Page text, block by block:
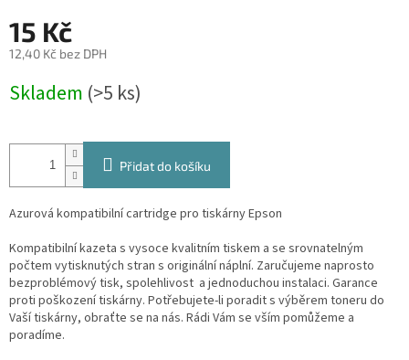
15 Kč
12,40 Kč bez DPH
cena:
Skladem (>5 ks)
Přidat do košíku
Azurová kompatibilní cartridge pro tiskárny Epson
Kompatibilní kazeta s vysoce kvalitním tiskem a se srovnatelným
počtem vytisknutých stran s originální náplní. Zaručujeme naprosto
bezproblémový tisk, spolehlivost a jednoduchou instalaci. Garance
proti poškození tiskárny. Potřebujete-li poradit s výběrem toneru do
Vaší tiskárny, obraťte se na nás. Rádi Vám se vším pomůžeme a
poradíme.